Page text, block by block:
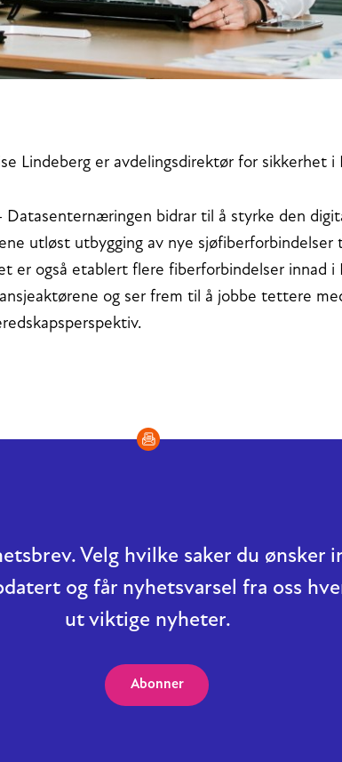
Lindeberg er avdelingsdirektør for sikkerhet i
Datasenternæringen bidrar til å styrke den
utløst utbygging av nye sjøfiberforbindelser
er også etablert flere fiberforbindelser innad i
og ser frem til å jobbe tettere
Velg hvilke saker du ønsker
og får nyhetsvarsel fra oss
ut viktige nyheter.
Abonner